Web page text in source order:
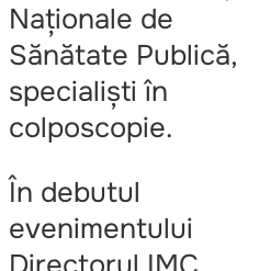
Naționale de
Sănătate Publică,
specialiști în
colposcopie.
În debutul
evenimentului